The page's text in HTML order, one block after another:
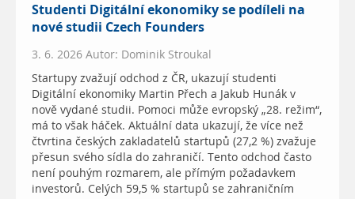
Studenti Digitální ekonomiky se podíleli na
nové studii Czech Founders
3. 6. 2026 Autor: Dominik Stroukal
Startupy zvažují odchod z ČR, ukazují studenti
Digitální ekonomiky Martin Přech a Jakub Hunák v
nově vydané studii. Pomoci může evropský „28. režim“,
má to však háček. Aktuální data ukazují, že více než
čtvrtina českých zakladatelů startupů (27,2 %) zvažuje
přesun svého sídla do zahraničí. Tento odchod často
není pouhým rozmarem, ale přímým požadavkem
investorů. Celých 59,5 % startupů se zahraničním